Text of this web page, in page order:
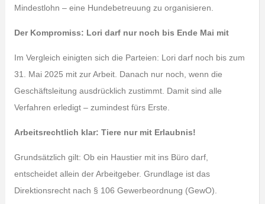
Mindestlohn – eine Hundebetreuung zu organisieren.
Der Kompromiss: Lori darf nur noch bis Ende Mai mit
Im Vergleich einigten sich die Parteien: Lori darf noch bis zum
31. Mai 2025 mit zur Arbeit. Danach nur noch, wenn die
Geschäftsleitung ausdrücklich zustimmt. Damit sind alle
Verfahren erledigt – zumindest fürs Erste.
Arbeitsrechtlich klar: Tiere nur mit Erlaubnis!
Grundsätzlich gilt: Ob ein Haustier mit ins Büro darf,
entscheidet allein der Arbeitgeber. Grundlage ist das
Direktionsrecht nach § 106 Gewerbeordnung (GewO).